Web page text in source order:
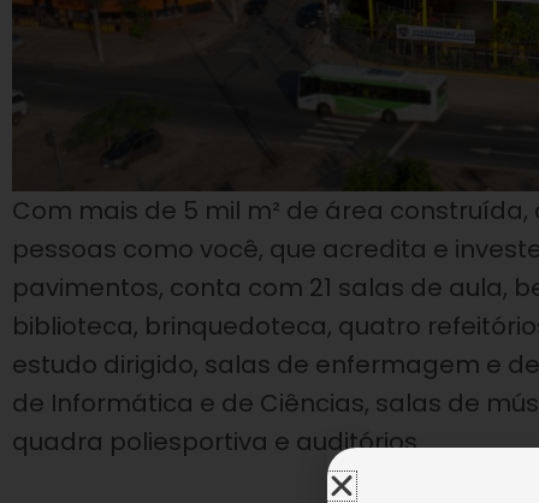
Com mais de 5 mil m² de área
pessoas como você, que acredita e
pavimentos, conta com 21 salas de aula,
biblioteca, brinquedoteca, quatro
estudo dirigido, salas de enfermagem e
de Informática e de Ciências, salas de
quadra poliesportiva e auditórios.